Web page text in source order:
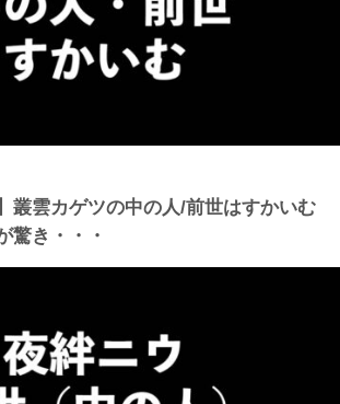
叢雲カゲツの中の人/前世はすかいむ
驚き・・・